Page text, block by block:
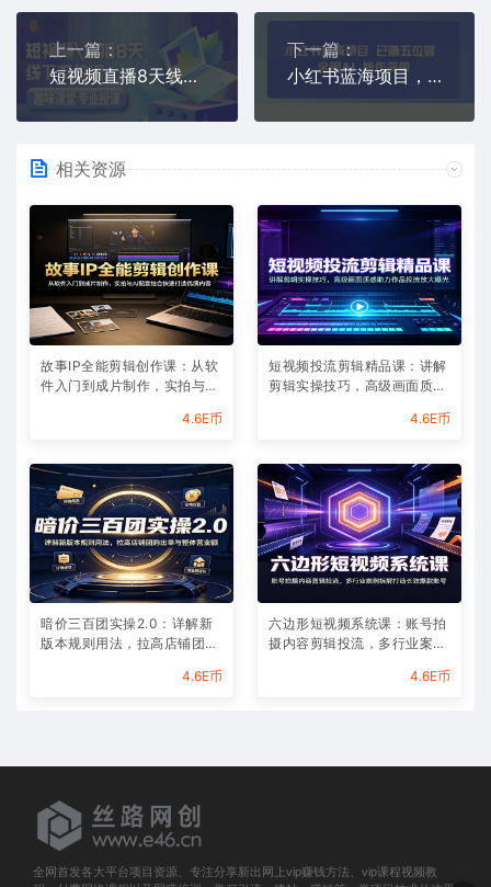
上一篇：
短视频直播8天线下系统课，零基础入门，内容涵盖全面，账号运营，拍摄剪辑，直播电商
下一篇：
小红书蓝海项目，全程AI，操作简单，已挣五位数
相关资源
故事IP全能剪辑创作课：从软
件入门到成片制作，实拍与AI
4.6E币
短视频投流剪辑精品课：讲解
剪辑实操技巧，高级画面质感
4.6E币
暗价三百团实操2.0：详解新
版本规则用法，拉高店铺团购
4.6E币
六边形短视频系统课：账号拍
摄内容剪辑投流，多行业案例
4.6E币
全网首发各大平台项目资源、专注分享新出网上vip赚钱方法、vip课程视频教